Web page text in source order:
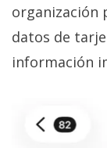
organización
datos de
información